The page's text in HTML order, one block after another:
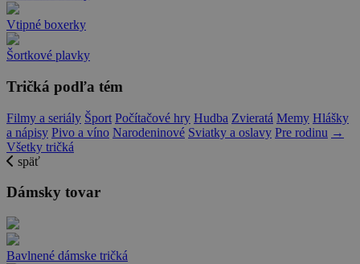
Vtipné boxerky
Šortkové plavky
Tričká podľa tém
Filmy a seriály Šport Počítačové hry Hudba Zvieratá Memy Hlášky
a nápisy Pivo a víno Narodeninové Sviatky a oslavy Pre rodinu →
Všetky tričká
späť
Dámsky tovar
Bavlnené dámske tričká